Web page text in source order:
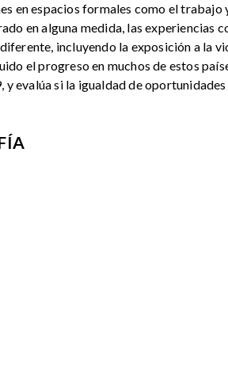
en espacios formales como el trabajo
en alguna medida, las experiencias
incluyendo la exposición a la
el progreso en muchos de estos
y evalúa si la igualdad de